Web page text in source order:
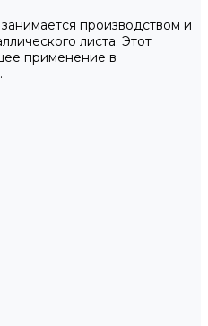
производством и
листа. Этот
применение в